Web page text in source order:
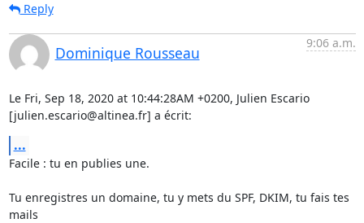
Reply
Dominique Rousseau
9:06 a.m.
Le Fri, Sep 18, 2020 at 10:44:28AM +0200, Julien Escario
[julien.escario@altinea.fr] a écrit:
...
Facile : tu en publies une.
Tu enregistres un domaine, tu y mets du SPF, DKIM, tu fais tes
mails